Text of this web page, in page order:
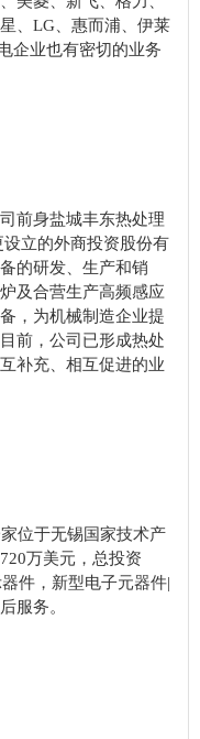
、LG、惠而浦、伊莱
企业也有密切的业务
前身盐城丰东热处理
立的外商投资股份有
的研发、生产和销
及合营生产高频感应
，为机械制造企业提
前，公司已形成热处
补充、相互促进的业
位于无锡国家技术产
万美元，总投资
件，新型电子元器件|
服务。